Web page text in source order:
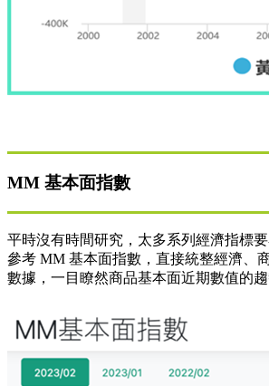
MM 基本面指數
平時沒有時間研究，太多系列經濟指標
參考 MM 基本面指數，直接統整經濟、
數據，一目瞭然商品基本面近期數值的趨